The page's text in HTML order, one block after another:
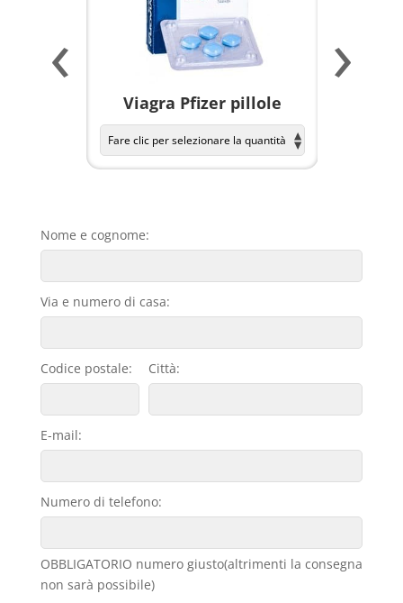
Viagra Pfizer pillole
‹ ›
Nome e cognome:
Via e numero di casa:
Codice postale: Città:
E-mail:
Numero di telefono:
OBBLIGATORIO numero giusto(altrimenti la consegna
non sarà possibile)